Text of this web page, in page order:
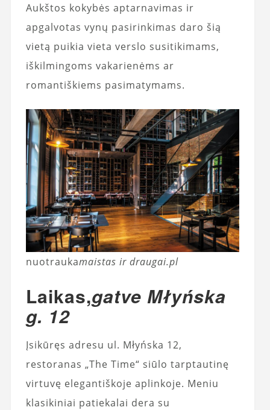
Aukštos kokybės aptarnavimas ir
apgalvotas vynų pasirinkimas daro šią
vietą puikia vieta verslo susitikimams,
iškilmingoms vakarienėms ar
romantiškiems pasimatymams.
nuotraukamaistas ir draugai.pl
Laikas,gatve Młyńska
g. 12
Įsikūręs adresu ul. Młyńska 12,
restoranas „The Time“ siūlo tarptautinę
virtuvę elegantiškoje aplinkoje. Meniu
klasikiniai patiekalai dera su